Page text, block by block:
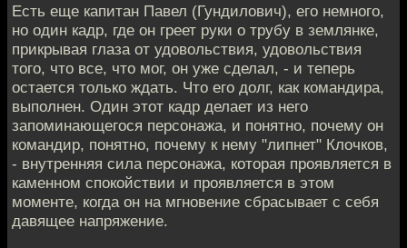
Есть еще капитан Павел (Гундилович), его немного,
но один кадр, где он греет руки о трубу в землянке,
прикрывая глаза от удовольствия, удовольствия
того, что все, что мог, он уже сделал, - и теперь
остается только ждать. Что его долг, как командира,
выполнен. Один этот кадр делает из него
запоминающегося персонажа, и понятно, почему он
командир, понятно, почему к нему "липнет" Клочков,
- внутренняя сила персонажа, которая проявляется в
каменном спокойствии и проявляется в этом
моменте, когда он на мгновение сбрасывает с себя
давящее напряжение.